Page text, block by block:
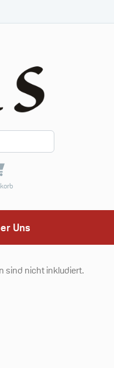
Uns
sind nicht inkludiert.